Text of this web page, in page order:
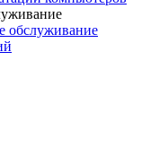
обслуживание